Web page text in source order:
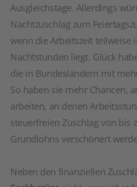
Ausgleichstage. Allerdings
Nachtzuschlag zum
wenn die Arbeitszeit teilweise
Nachtstunden liegt. Glück
die in Bundesländern mit
So haben sie mehr Chancen,
arbeiten, an denen
steuerfreien Zuschlag von bis
Grundlohns verschönert
Neben den finanziellen